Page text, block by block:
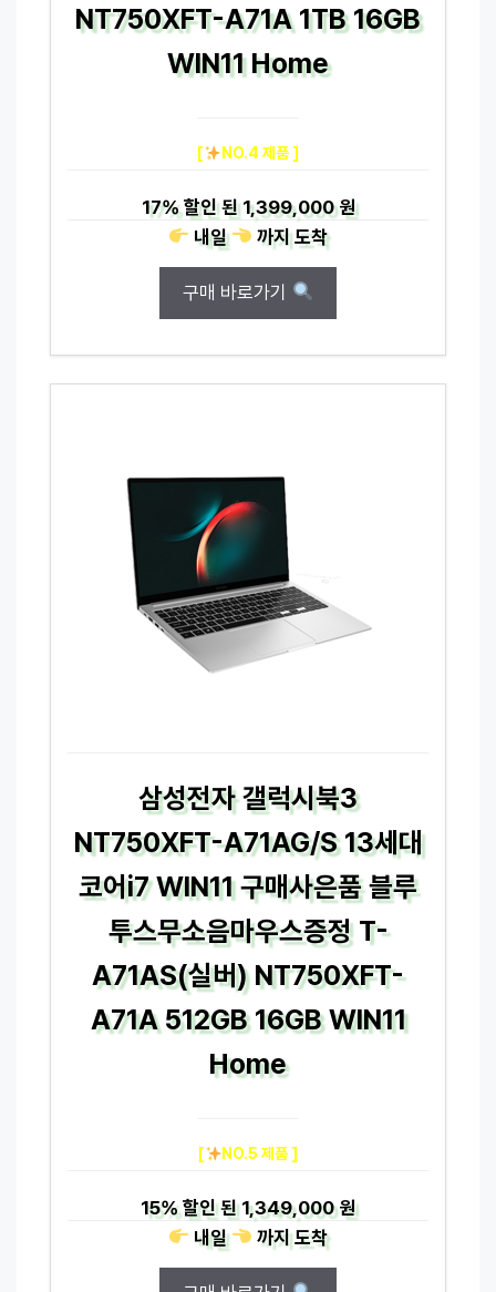
NT750XFT-A71A 1TB 16GB
WIN11 Home
[ NO.4 제품 ]
17%할인 된1,399,000 원
내일
까지도착
구매 바로가기
삼성전자 갤럭시북3
NT750XFT-A71AG/S 13세대
코어i7 WIN11 구매사은품 블루
투스무소음마우스증정 T-
A71AS(실버) NT750XFT-
A71A 512GB 16GB WIN11
Home
[ NO.5 제품 ]
15%할인 된1,349,000 원
내일
까지도착